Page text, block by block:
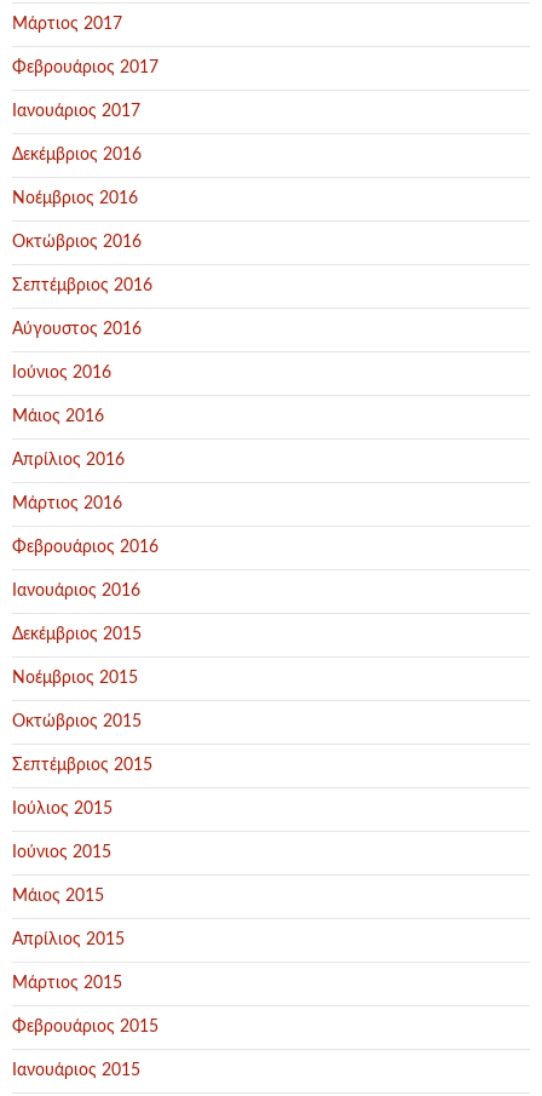
Μάρτιος 2017
Φεβρουάριος 2017
Ιανουάριος 2017
Δεκέμβριος 2016
Νοέμβριος 2016
Οκτώβριος 2016
Σεπτέμβριος 2016
Αύγουστος 2016
Ιούνιος 2016
Μάιος 2016
Απρίλιος 2016
Μάρτιος 2016
Φεβρουάριος 2016
Ιανουάριος 2016
Δεκέμβριος 2015
Νοέμβριος 2015
Οκτώβριος 2015
Σεπτέμβριος 2015
Ιούλιος 2015
Ιούνιος 2015
Μάιος 2015
Απρίλιος 2015
Μάρτιος 2015
Φεβρουάριος 2015
Ιανουάριος 2015